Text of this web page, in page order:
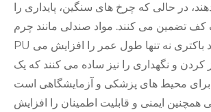
در حالی که چرخ های سنگین، پایداری را
تضمین می کنند. مواد صندلی مانند چرم
PU یا فوم با روکش ضد باکتری نه تنها طول عمر را افزایش می
کردن و نگهداری را نیز ساده می کنند که یک
ایمنی و قابلیت اطمینان را افزایش